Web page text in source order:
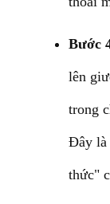
Bước
lên
trong
Đây là
thức"